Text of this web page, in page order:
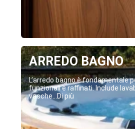
ARREDO BAGNO
L’arredo bagno è fondamentale
funzionali e raffinati. Include
vasche...Di più